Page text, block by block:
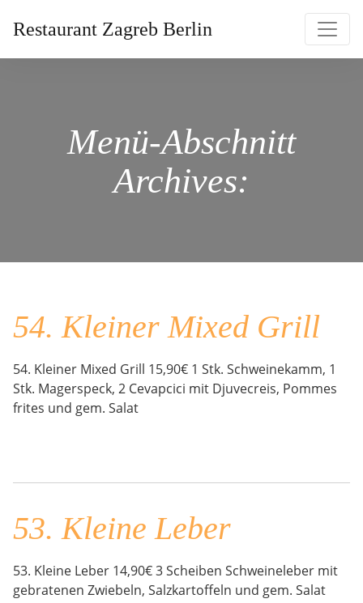
Restaurant Zagreb Berlin
Menü-Abschnitt
Archives:
54. Kleiner Mixed Grill
54. Kleiner Mixed Grill 15,90€ 1 Stk. Schweinekamm, 1
Stk. Magerspeck, 2 Cevapcici mit Djuvecreis, Pommes
frites und gem. Salat
53. Kleine Leber
53. Kleine Leber 14,90€ 3 Scheiben Schweineleber mit
gebratenen Zwiebeln, Salzkartoffeln und gem. Salat